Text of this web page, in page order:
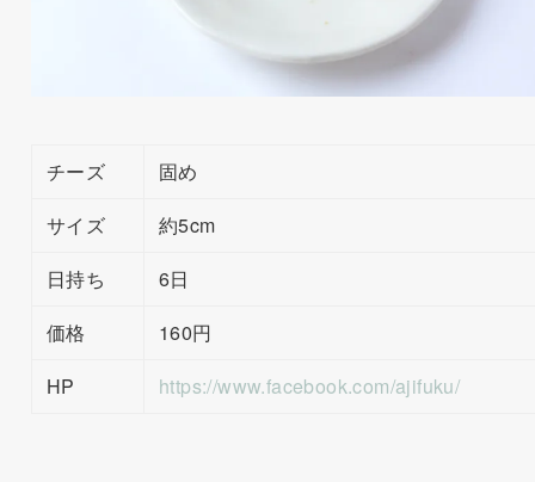
チーズ
固め
サイズ
約5cm
日持ち
6日
価格
160円
HP
https://www.facebook.com/ajifuku/